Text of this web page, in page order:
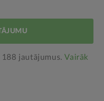
188 jautājumus.Vairāk